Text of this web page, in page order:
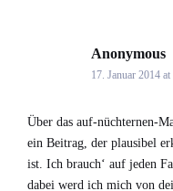
Anonymous
17. Januar 2014
Über das auf-nüchternen-
ein Beitrag, der plausibel
ist. Ich brauch‘ auf jeden
dabei werd ich mich von